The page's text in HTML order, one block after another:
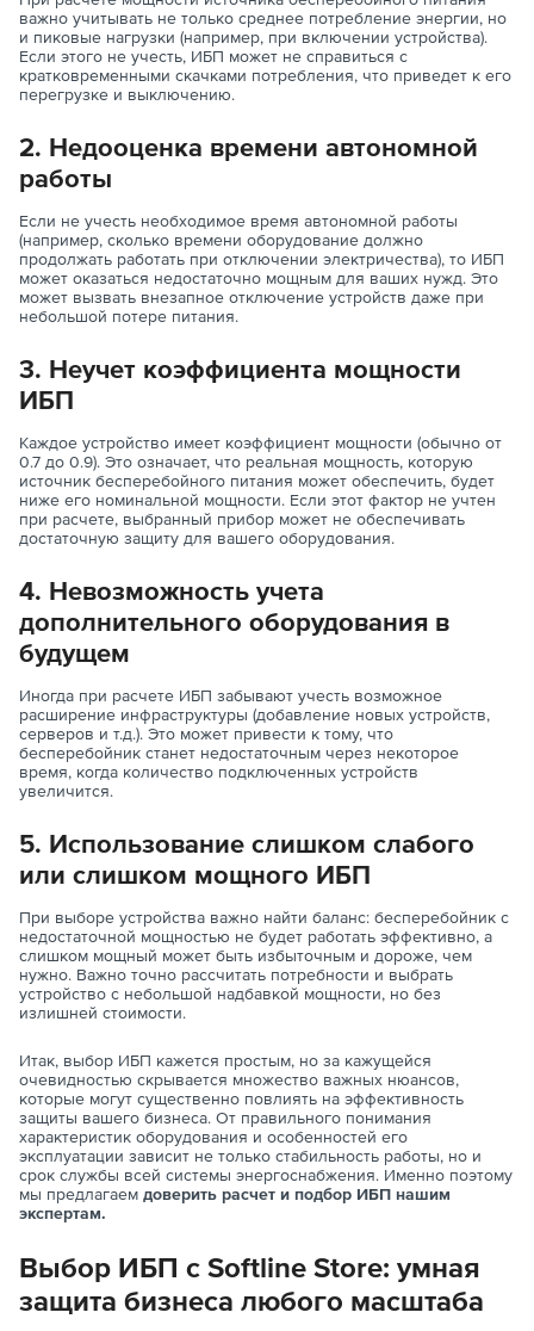
важно учитывать не только среднее потребление энергии, но
и пиковые нагрузки (например, при включении устройства).
Если этого не учесть, ИБП может не справиться с
кратковременными скачками потребления, что приведет к его
перегрузке и выключению.
2. Недооценка времени автономной
работы
Если не учесть необходимое время автономной работы
(например, сколько времени оборудование должно
продолжать работать при отключении электричества), то ИБП
может оказаться недостаточно мощным для ваших нужд. Это
может вызвать внезапное отключение устройств даже при
небольшой потере питания.
3. Неучет коэффициента мощности
ИБП
Каждое устройство имеет коэффициент мощности (обычно от
0.7 до 0.9). Это означает, что реальная мощность, которую
источник бесперебойного питания может обеспечить, будет
ниже его номинальной мощности. Если этот фактор не учтен
при расчете, выбранный прибор может не обеспечивать
достаточную защиту для вашего оборудования.
4. Невозможность учета
дополнительного оборудования в
будущем
Иногда при расчете ИБП забывают учесть возможное
расширение инфраструктуры (добавление новых устройств,
серверов и т.д.). Это может привести к тому, что
бесперебойник станет недостаточным через некоторое
время, когда количество подключенных устройств
увеличится.
5. Использование слишком слабого
или слишком мощного ИБП
При выборе устройства важно найти баланс: бесперебойник с
недостаточной мощностью не будет работать эффективно, а
слишком мощный может быть избыточным и дороже, чем
нужно. Важно точно рассчитать потребности и выбрать
устройство с небольшой надбавкой мощности, но без
излишней стоимости.
Итак, выбор ИБП кажется простым, но за кажущейся
очевидностью скрывается множество важных нюансов,
которые могут существенно повлиять на эффективность
защиты вашего бизнеса. От правильного понимания
характеристик оборудования и особенностей его
эксплуатации зависит не только стабильность работы, но и
срок службы всей системы энергоснабжения. Именно поэтому
мы предлагаем доверить расчет и подбор ИБП нашим
экспертам.
Выбор ИБП с Softline Store: умная
защита бизнеса любого масштаба